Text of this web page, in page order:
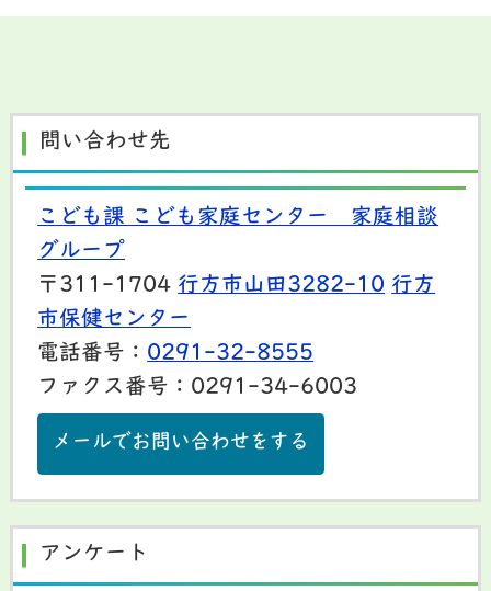
問い合わせ先
こども課 こども家庭センター 家庭相談
グループ
〒311-1704 行方市山田3282-10 行方
市保健センター
電話番号： 0291-32-8555
ファクス番号：0291-34-6003
メールでお問い合わせをする
アンケート